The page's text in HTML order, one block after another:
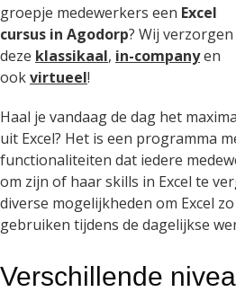
groepje medewerkers een Excel
cursus in Agodorp? Wij verzorgen
deze klassikaal, in-companyen
ookvirtueel!
Haal je vandaag de dag het
uit Excel? Het is een programma
functionaliteiten dat iedere
om zijn of haar skills in Excel te
diverse mogelijkheden om Excel
gebruiken tijdens de dagelijkse
Verschillende